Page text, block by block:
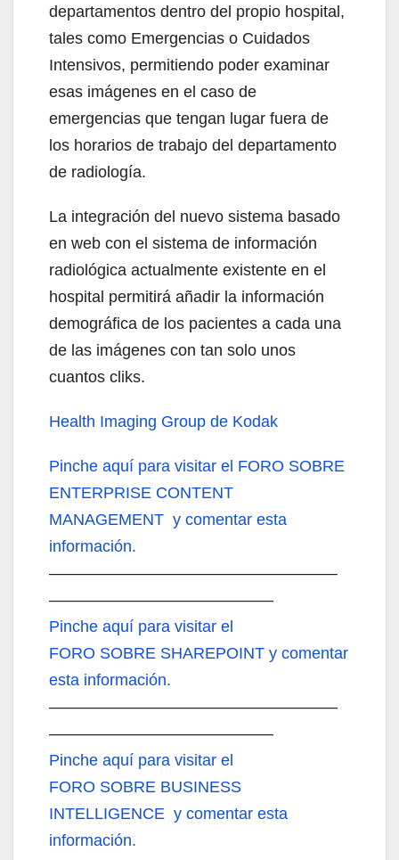
departamentos dentro del propio hospital,
tales como Emergencias o Cuidados
Intensivos, permitiendo poder examinar
esas imágenes en el caso de
emergencias que tengan lugar fuera de
los horarios de trabajo del departamento
de radiología.
La integración del nuevo sistema basado
en web con el sistema de información
radiológica actualmente existente en el
hospital permitirá añadir la información
demográfica de los pacientes a cada una
de las imágenes con tan solo unos
cuantos cliks.
Health Imaging Group de Kodak
Pinche aquí para visitar el FORO SOBRE
ENTERPRISE CONTENT
MANAGEMENT y comentar esta
información.
——————————————————
——————————————
Pinche aquí para visitar el
FORO SOBRE SHAREPOINT y comentar
esta información.
——————————————————
——————————————
Pinche aquí para visitar el
FORO SOBRE BUSINESS
INTELLIGENCE y comentar esta
información.